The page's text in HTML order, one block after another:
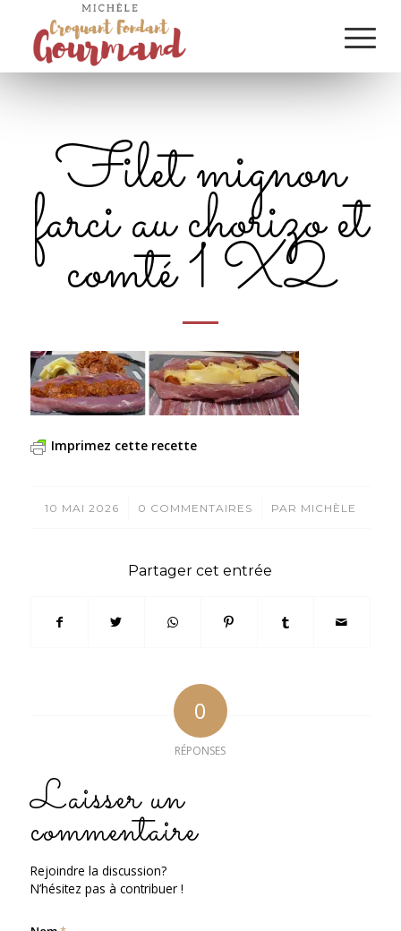
Filet mignon
farci au chorizo et
comté 1 X2
Imprimez cette recette
10 MAI 2026
/ 0 COMMENTAIRES
/ PAR MICHÈLE
Partager cet entrée
0
RÉPONSES
Laisser un
commentaire
Rejoindre la discussion?
N’hésitez pas à contribuer !